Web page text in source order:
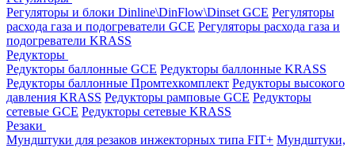
Регуляторы и блоки Dinline\DinFlow\Dinset GCE Регуляторы
расхода газа и подогреватели GCE Регуляторы расхода газа и
подогреватели KRASS
Редукторы
Редукторы баллонные GCE Редукторы баллонные KRASS
Редукторы баллонные Промтехкомплект Редукторы высокого
давления KRASS Редукторы рамповые GCE Редукторы
сетевые GCE Редукторы сетевые KRASS
Резаки
Мундштуки для резаков инжекторных типа FIT+ Мундштуки,